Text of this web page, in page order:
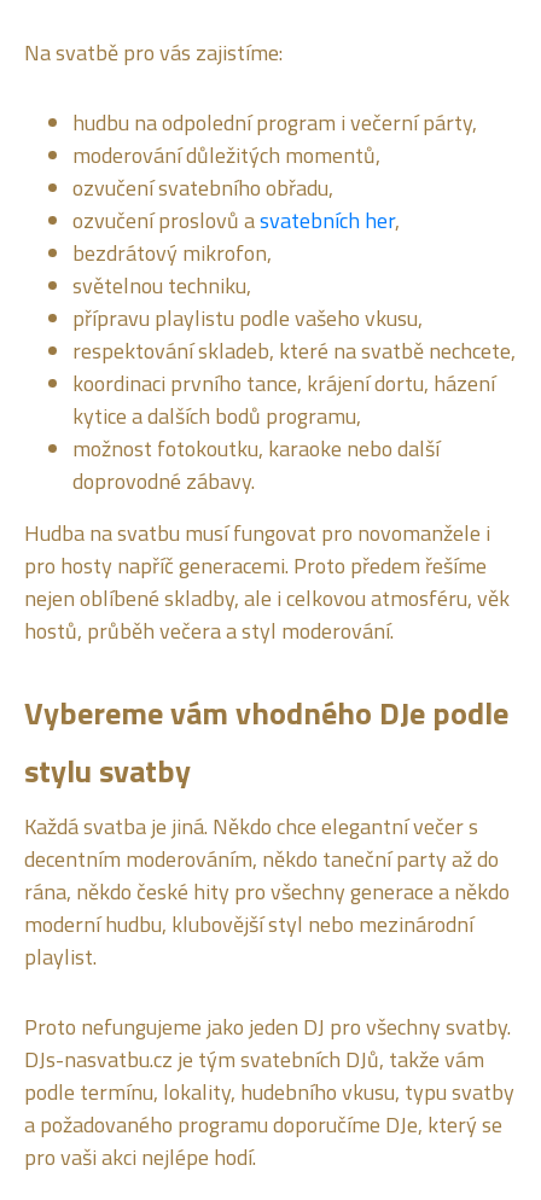
Na svatbě pro vás zajistíme:
hudbu na odpolední program i večerní párty,
moderování důležitých momentů,
ozvučení svatebního obřadu,
ozvučení proslovů asvatebních her,
bezdrátový mikrofon,
světelnou techniku,
přípravu playlistu podle vašeho vkusu,
respektování skladeb, které na svatbě nechcete,
koordinaci prvního tance, krájení dortu, házení
kytice a dalších bodů programu,
možnost fotokoutku, karaoke nebo další
doprovodné zábavy.
Hudba na svatbu musí fungovat pro novomanžele i
pro hosty napříč generacemi. Proto předem řešíme
nejen oblíbené skladby, ale i celkovou atmosféru, věk
hostů, průběh večera a styl moderování.
Vybereme vám vhodného DJe podle
stylu svatby
Každá svatba je jiná. Někdo chce elegantní večer s
decentním moderováním, někdo taneční party až do
rána, někdo české hity pro všechny generace a někdo
moderní hudbu, klubovější styl nebo mezinárodní
playlist.
Proto nefungujeme jako jeden DJ pro všechny svatby.
DJs-nasvatbu.cz je tým svatebních DJů, takže vám
podle termínu, lokality, hudebního vkusu, typu svatby
a požadovaného programu doporučíme DJe, který se
pro vaši akci nejlépe hodí.